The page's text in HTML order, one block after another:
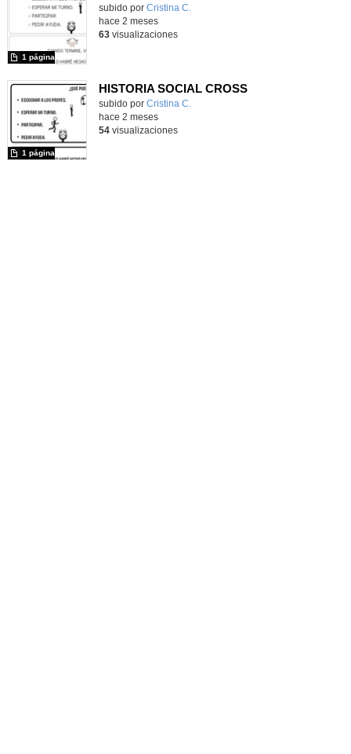
subido por Cristina C.
1 página
hace 2 meses
63visualizaciones
HISTORIA SOCIAL CROSS
subido por Cristina C.
1 página
hace 2 meses
54visualizaciones